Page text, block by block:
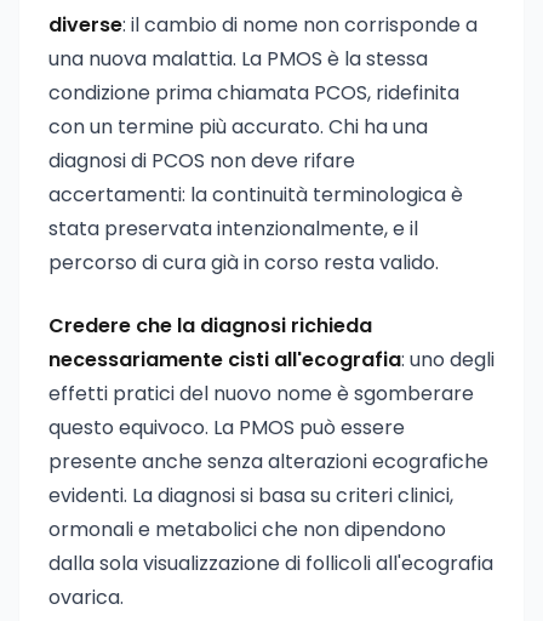
diverse: il cambio di nome non corrisponde a
una nuova malattia. La PMOS è la stessa
condizione prima chiamata PCOS, ridefinita
con un termine più accurato. Chi ha una
diagnosi di PCOS non deve rifare
accertamenti: la continuità terminologica è
stata preservata intenzionalmente, e il
percorso di cura già in corso resta valido.
Credere che la diagnosi richieda
necessariamente cisti all'ecografia: uno degli
effetti pratici del nuovo nome è sgomberare
questo equivoco. La PMOS può essere
presente anche senza alterazioni ecografiche
evidenti. La diagnosi si basa su criteri clinici,
ormonali e metabolici che non dipendono
dalla sola visualizzazione di follicoli all'ecografia
ovarica.